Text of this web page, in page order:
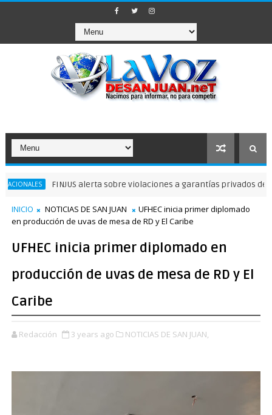
FINJUS alerta sobre violaciones a garantías privados delibertad
INICIO NOTICIAS DE SAN JUAN
UFHEC inicia primer diplomado
en producción de uvas de mesa de RD y El Caribe
UFHEC inicia primer diplomado en
producción de uvas de mesa de RD y El
Caribe
Redacción 3 years ago NOTICIAS DE SAN JUAN,